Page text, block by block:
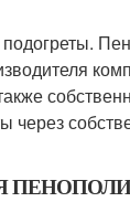
через